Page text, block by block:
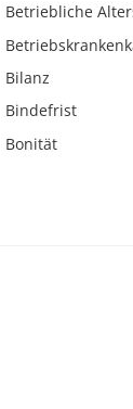
Betriebliche
Bilanz
Bindefrist
Bonität